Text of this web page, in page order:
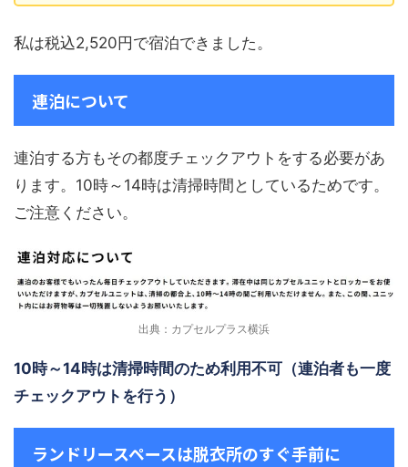
私は税込2,520円で宿泊できました。
連泊について
連泊する方もその都度チェックアウトをする必要があ
ります。10時～14時は清掃時間としているためです。
ご注意ください。
出典：カプセルプラス横浜
10時～14時は清掃時間のため利用不可（連泊者も一度
チェックアウトを行う）
ランドリースペースは脱衣所のすぐ手前に